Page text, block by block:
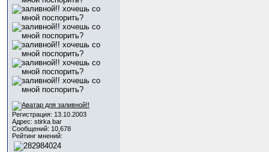
Регистрация: 13.10.2003
Адрес: stirka bar
Сообщений: 10,678
Рейтинг мнений: